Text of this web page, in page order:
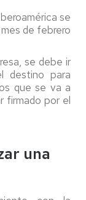
se
de febrero
se debe ir
destino para
que se va a
firmado por el
una